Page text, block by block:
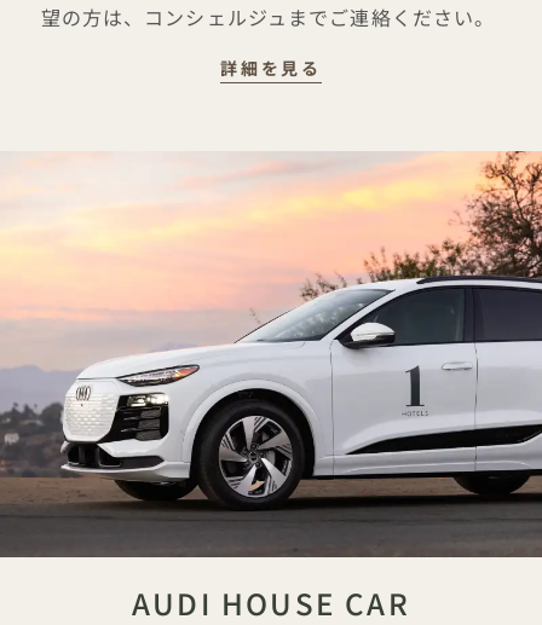
望の方は、コンシェルジュまでご連絡ください。
詳細を見る
AUDI HOUSE CAR